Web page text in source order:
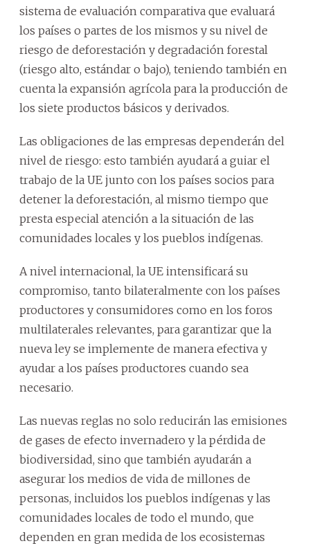
sistema de evaluación comparativa que evaluará
los países o partes de los mismos y su nivel de
riesgo de deforestación y degradación forestal
(riesgo alto, estándar o bajo), teniendo también en
cuenta la expansión agrícola para la producción de
los siete productos básicos y derivados.
Las obligaciones de las empresas dependerán del
nivel de riesgo: esto también ayudará a guiar el
trabajo de la UE junto con los países socios para
detener la deforestación, al mismo tiempo que
presta especial atención a la situación de las
comunidades locales y los pueblos indígenas.
A nivel internacional, la UE intensificará su
compromiso, tanto bilateralmente con los países
productores y consumidores como en los foros
multilaterales relevantes, para garantizar que la
nueva ley se implemente de manera efectiva y
ayudar a los países productores cuando sea
necesario.
Las nuevas reglas no solo reducirán las emisiones
de gases de efecto invernadero y la pérdida de
biodiversidad, sino que también ayudarán a
asegurar los medios de vida de millones de
personas, incluidos los pueblos indígenas y las
comunidades locales de todo el mundo, que
dependen en gran medida de los ecosistemas